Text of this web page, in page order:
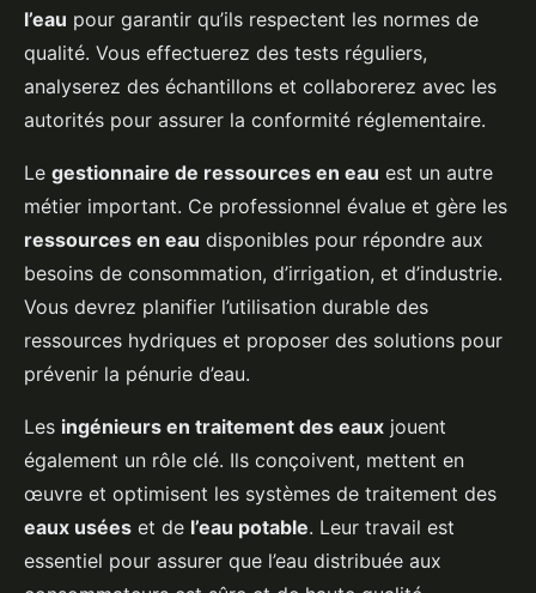
l’eau pour garantir qu’ils respectent les normes de
qualité. Vous effectuerez des tests réguliers,
analyserez des échantillons et collaborerez avec les
autorités pour assurer la conformité réglementaire.
Le gestionnaire de ressources en eau est un autre
métier important. Ce professionnel évalue et gère les
ressources en eau disponibles pour répondre aux
besoins de consommation, d’irrigation, et d’industrie.
Vous devrez planifier l’utilisation durable des
ressources hydriques et proposer des solutions pour
prévenir la pénurie d’eau.
Les ingénieurs en traitement des eaux jouent
également un rôle clé. Ils conçoivent, mettent en
œuvre et optimisent les systèmes de traitement des
eaux usées et de l’eau potable. Leur travail est
essentiel pour assurer que l’eau distribuée aux